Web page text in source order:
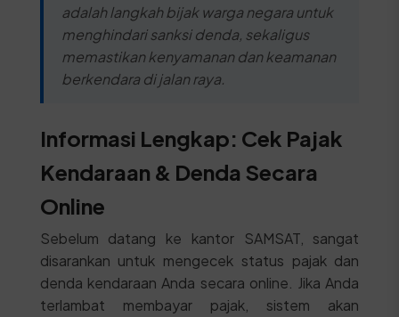
adalah langkah bijak warga negara untuk
menghindari sanksi denda, sekaligus
memastikan kenyamanan dan keamanan
berkendara di jalan raya.
Informasi Lengkap: Cek Pajak
Kendaraan & Denda Secara
Online
Sebelum datang ke kantor SAMSAT, sangat
disarankan untuk mengecek status pajak dan
denda kendaraan Anda secara online. Jika Anda
terlambat membayar pajak, sistem akan